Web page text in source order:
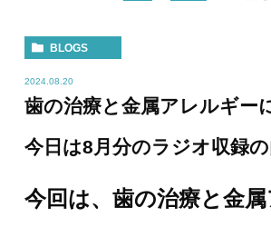
BLOGS
2024.08.20
歯の治療と金属アレルギー
今日は8月分のラジオ収録
今回は、歯の治療と金